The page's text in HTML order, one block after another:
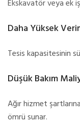
Ekskavatör veya ek
Daha Yüksek
Tesis kapasitesinin
Düşük Bakım
Ağır hizmet
ömrü sunar.